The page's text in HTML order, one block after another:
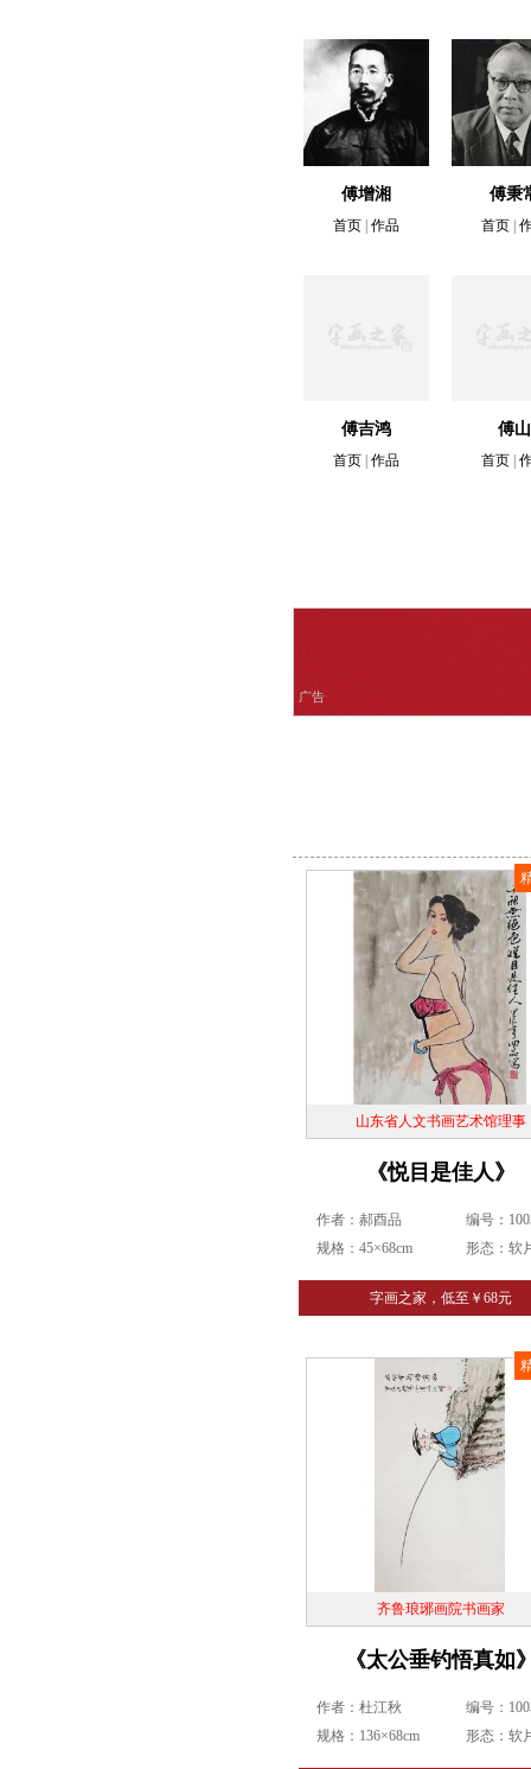
傅增湘
首页 | 作品
傅秉
首页 |
傅吉鸿
首页 | 作品
傅山
首页 |
广告
山东省人文书画艺术馆理事
《悦目是佳人》
作者：郝酉品
规格：45×68cm
编号：
形态：软
字画之家，低至￥68元
齐鲁琅琊画院书画家
《太公垂钓悟真如
作者：杜江秋
规格：136×68cm
编号：
形态：软